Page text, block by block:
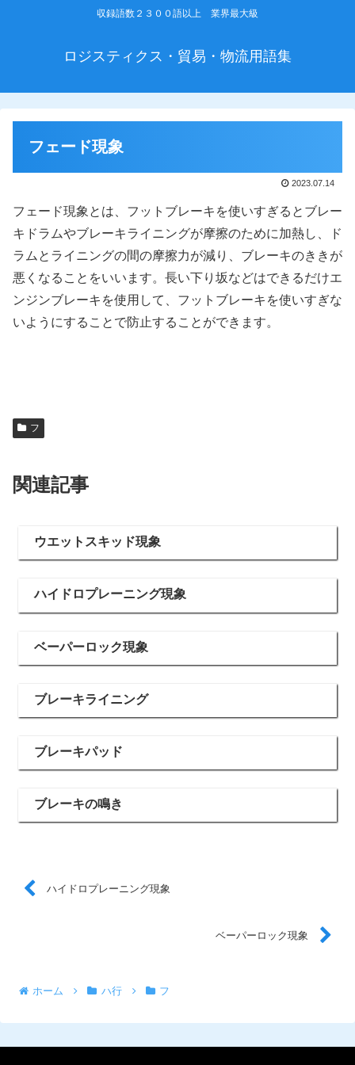
収録語数２３００語以上 業界最大級
ロジスティクス・貿易・物流用語集
フェード現象
2023.07.14
フェード現象とは、フットブレーキを使いすぎるとブレー
キドラムやブレーキライニングが摩擦のために加熱し、ド
ラムとライニングの間の摩擦力が減り、ブレーキのききが
悪くなることをいいます。長い下り坂などはできるだけエ
ンジンブレーキを使用して、フットブレーキを使いすぎな
いようにすることで防止することができます。
フ
関連記事
ウエットスキッド現象
ハイドロプレーニング現象
ベーパーロック現象
ブレーキライニング
ブレーキパッド
ブレーキの鳴き
ハイドロプレーニング現象
ベーパーロック現象
ホーム ハ行 フ